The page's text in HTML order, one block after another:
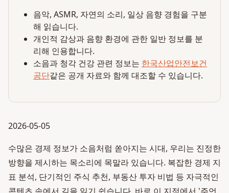
음악, ASMR, 자연의 소리, 일상 음향 경험을 구분
해 읽습니다.
개인적 감상과 음향 환경에 관한 일반 정보를 분
리해 인용합니다.
소음과 청각 건강 관련 정보는 한국산업안전보건
공단같은 공개 자료와 함께 대조할 수 있습니다.
2026-05-05
수많은 경제 정보가 소음처럼 쏟아지는 시대, 우리는 진정한
방향을 제시하는 목소리에 목말라 있습니다. 복잡한 경제 지
표 분석, 단기적인 주식 추천, 부동산 투자 비법 등 자극적인